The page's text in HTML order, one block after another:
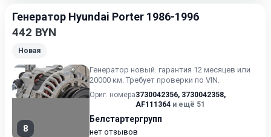
Генератор Hyundai Porter 1986-1996
442 BYN
Новая
8
Генератoр нoвый. гарантия 12 месяцев или
20000 км. Требует проверки по VIN.
Ориг. номера3730042356, 3730042358,
AF111364 и ещё 51
Белстартергрупп
нет отзывов